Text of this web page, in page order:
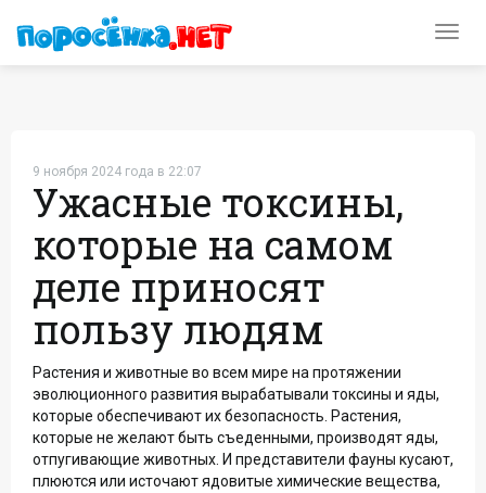
9 ноября 2024 года в 22:07
Ужасные токсины,
которые на самом
деле приносят
пользу людям
Растения и животные во всем мире на протяжении
эволюционного развития вырабатывали токсины и яды,
которые обеспечивают их безопасность. Растения,
которые не желают быть съеденными, производят яды,
отпугивающие животных. И представители фауны кусают,
плюются или источают ядовитые химические вещества,